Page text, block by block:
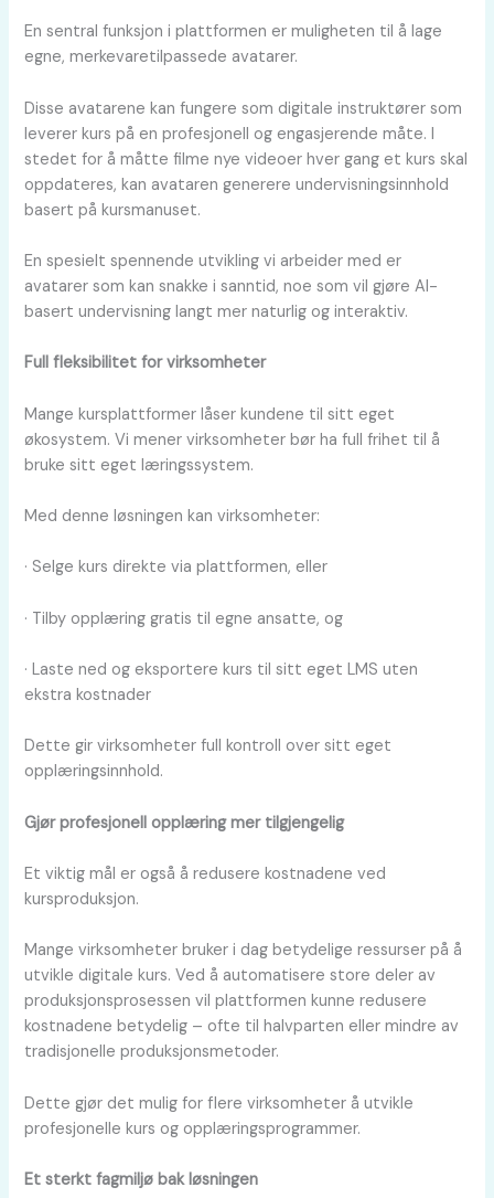
En sentral funksjon i plattformen er muligheten til å lage
egne, merkevaretilpassede avatarer.
Disse avatarene kan fungere som digitale instruktører som
leverer kurs på en profesjonell og engasjerende måte. I
stedet for å måtte filme nye videoer hver gang et kurs skal
oppdateres, kan avataren generere undervisningsinnhold
basert på kursmanuset.
En spesielt spennende utvikling vi arbeider med er
avatarer som kan snakke i sanntid, noe som vil gjøre AI-
basert undervisning langt mer naturlig og interaktiv.
Full fleksibilitet for virksomheter
Mange kursplattformer låser kundene til sitt eget
økosystem. Vi mener virksomheter bør ha full frihet til å
bruke sitt eget læringssystem.
Med denne løsningen kan virksomheter:
· Selge kurs direkte via plattformen, eller
· Tilby opplæring gratis til egne ansatte, og
· Laste ned og eksportere kurs til sitt eget LMS uten
ekstra kostnader
Dette gir virksomheter full kontroll over sitt eget
opplæringsinnhold.
Gjør profesjonell opplæring mer tilgjengelig
Et viktig mål er også å redusere kostnadene ved
kursproduksjon.
Mange virksomheter bruker i dag betydelige ressurser på å
utvikle digitale kurs. Ved å automatisere store deler av
produksjonsprosessen vil plattformen kunne redusere
kostnadene betydelig – ofte til halvparten eller mindre av
tradisjonelle produksjonsmetoder.
Dette gjør det mulig for flere virksomheter å utvikle
profesjonelle kurs og opplæringsprogrammer.
Et sterkt fagmiljø bak løsningen